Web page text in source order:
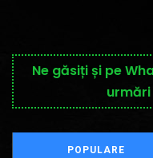
Ne găsiți și pe
POPULARE